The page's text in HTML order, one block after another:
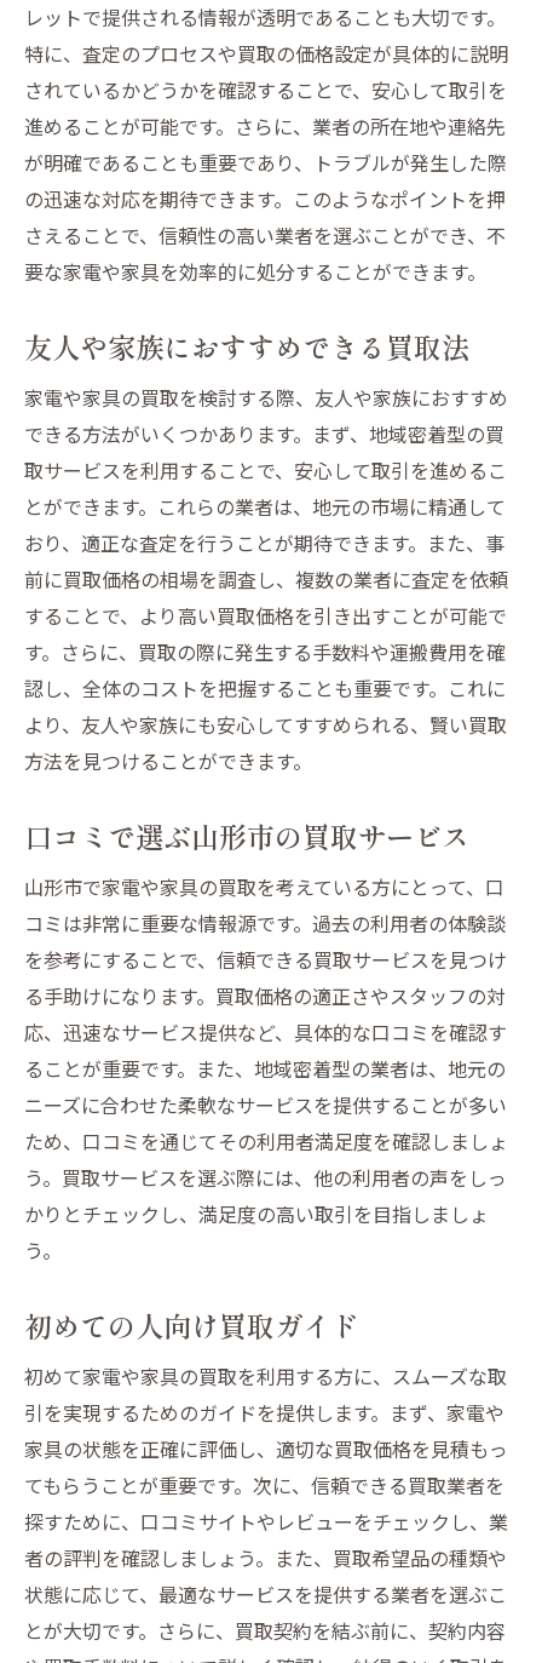
レットで提供される情報が透明であることも大切です。
特に、査定のプロセスや買取の価格設定が具体的に説明
されているかどうかを確認することで、安心して取引を
進めることが可能です。さらに、業者の所在地や連絡先
が明確であることも重要であり、トラブルが発生した際
の迅速な対応を期待できます。このようなポイントを押
さえることで、信頼性の高い業者を選ぶことができ、不
要な家電や家具を効率的に処分することができます。
友人や家族におすすめできる買取法
家電や家具の買取を検討する際、友人や家族におすすめ
できる方法がいくつかあります。まず、地域密着型の買
取サービスを利用することで、安心して取引を進めるこ
とができます。これらの業者は、地元の市場に精通して
おり、適正な査定を行うことが期待できます。また、事
前に買取価格の相場を調査し、複数の業者に査定を依頼
することで、より高い買取価格を引き出すことが可能で
す。さらに、買取の際に発生する手数料や運搬費用を確
認し、全体のコストを把握することも重要です。これに
より、友人や家族にも安心してすすめられる、賢い買取
方法を見つけることができます。
口コミで選ぶ山形市の買取サービス
山形市で家電や家具の買取を考えている方にとって、口
コミは非常に重要な情報源です。過去の利用者の体験談
を参考にすることで、信頼できる買取サービスを見つけ
る手助けになります。買取価格の適正さやスタッフの対
応、迅速なサービス提供など、具体的な口コミを確認す
ることが重要です。また、地域密着型の業者は、地元の
ニーズに合わせた柔軟なサービスを提供することが多い
ため、口コミを通じてその利用者満足度を確認しましょ
う。買取サービスを選ぶ際には、他の利用者の声をしっ
かりとチェックし、満足度の高い取引を目指しましょ
う。
初めての人向け買取ガイド
初めて家電や家具の買取を利用する方に、スムーズな取
引を実現するためのガイドを提供します。まず、家電や
家具の状態を正確に評価し、適切な買取価格を見積もっ
てもらうことが重要です。次に、信頼できる買取業者を
探すために、口コミサイトやレビューをチェックし、業
者の評判を確認しましょう。また、買取希望品の種類や
状態に応じて、最適なサービスを提供する業者を選ぶこ
とが大切です。さらに、買取契約を結ぶ前に、契約内容